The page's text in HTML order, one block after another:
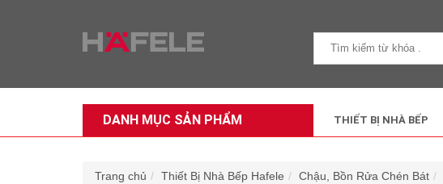
DANH MỤC SẢN PHẨM THIẾT BỊ NHÀ BẾP
Trang chủ Thiết Bị Nhà Bếp Hafele Chậu, Bồn Rửa Chén Bát